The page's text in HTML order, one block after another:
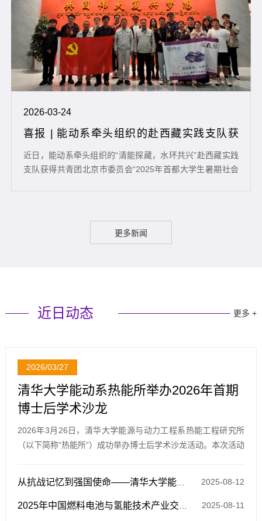
2026-03-24
喜报 | 能动系牵头组织的赴西藏实践支队获
“2025年首都大学生暑期社会实...
近日，能动系牵头组织的“清能探藏，水环共兴”赴西藏实践
支队获得共青团北京市委员会“2025年首都大学生暑期社会
水电工程，与西藏自治区能源局等单位开展专业交流，在习
更多新闻
近日动态 更多 +
2026/03/27
清华大学能动系热能所举办2026年首期
博士后学术沙龙
2026年3月26日，清华大学能源与动力工程系热能工程研究所
（以下简称“热能所”）成功举办博士后学术沙龙活动。本次活动
从抗战记忆到强国使命——清华大学能动系红色1+1师生党支部四...
2025-08-12
2025-08-11